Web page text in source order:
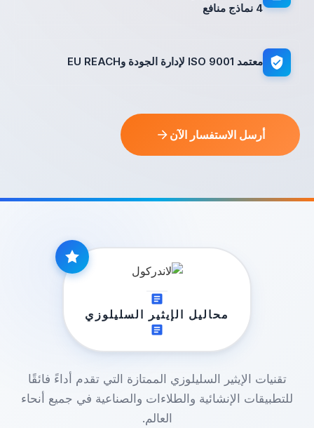
4 نماذج منافع
معتمد ISO 9001 لإدارة الجودة وEU REACH
أرسل الاستفسار الآن
محاليل الإيثير السليلوزي
تقنيات الإيثير السليلوزي الممتازة التي تقدم أداءً فائقًا
للتطبيقات الإنشائية والطلاءات والصناعية في جميع أنحاء
العالم.